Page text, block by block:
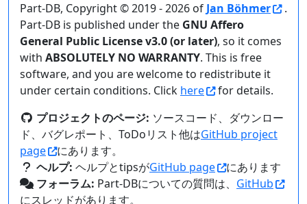
Part-DB, Copyright © 2019 - 2026 of Jan Böhmer
.
Part-DB is published under the GNU Affero
General Public License v3.0 (or later), so it comes
with ABSOLUTELY NO WARRANTY. This is free
software, and you are welcome to redistribute it
under certain conditions. Click here
for details.
プロジェクトのページ: ソースコード、ダウンロー
ド、バグレポート、ToDoリスト他はGitHub project
page
にあります。
ヘルプ: ヘルプとtipsがGitHub page
にあります
フォーラム: Part-DBについての質問は、 GitHub
にスレッドがあります。